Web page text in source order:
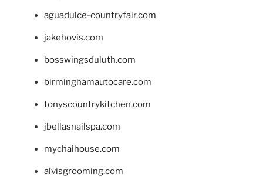
aguadulce-countryfair.com
jakehovis.com
bosswingsduluth.com
birminghamautocare.com
tonyscountrykitchen.com
jbellasnailspa.com
mychaihouse.com
alvisgrooming.com